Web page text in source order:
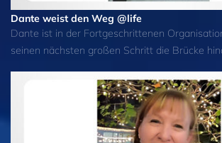
Dante weist den Weg @life
Dante ist in der Fortgeschrittenen
seinen nächsten großen Schritt die Brücke